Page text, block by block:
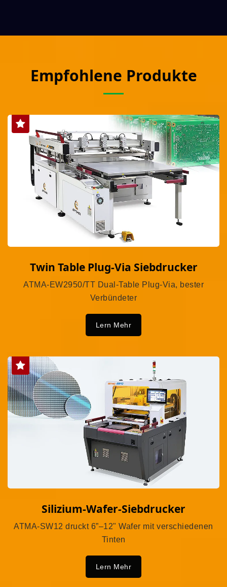
Empfohlene Produkte
Twin Table Plug-Via Siebdrucker
ATMA-EW2950/TT Dual-Table Plug-Via, bester
Verbündeter
Lern Mehr
Silizium-Wafer-Siebdrucker
ATMA-SW12 druckt 6”–12" Wafer mit verschiedenen
Tinten
Lern Mehr